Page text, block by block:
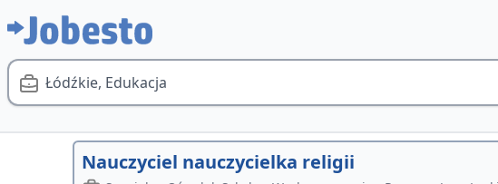
Łódźkie, Edukacja
Nauczyciel nauczycielka religii